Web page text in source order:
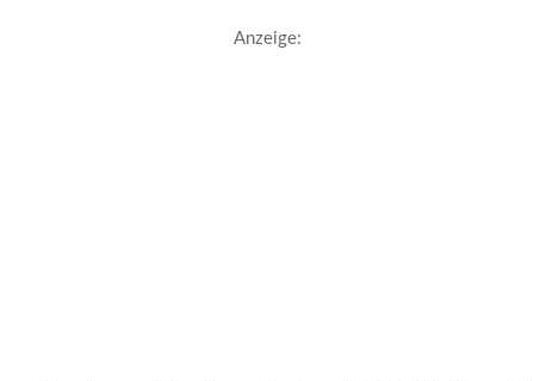
Anzeige: